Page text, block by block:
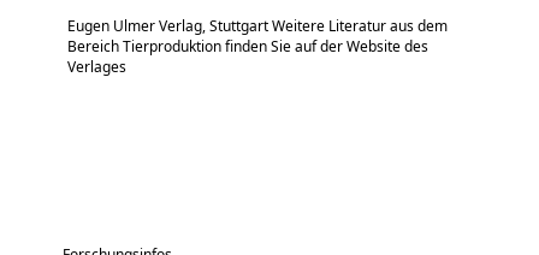
Eugen Ulmer Verlag, Stuttgart Weitere Literatur aus dem
Bereich Tierproduktion finden Sie auf der Website des
Verlages